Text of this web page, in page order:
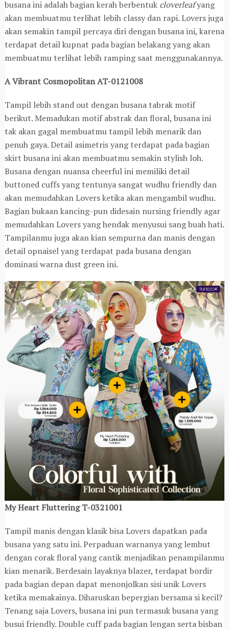
busana ini adalah bagian kerah berbentuk cloverleafyang
akan membuatmu terlihat lebih classy dan rapi. Lovers juga
akan semakin tampil percaya diri dengan busana ini, karena
terdapat detail kupnat pada bagian belakang yang akan
membuatmu terlihat lebih ramping saat menggunakannya.
A Vibrant Cosmopolitan AT-0121008
Tampil lebih stand out dengan busana tabrak motif
berikut. Memadukan motif abstrak dan floral, busana ini
tak akan gagal membuatmu tampil lebih menarik dan
penuh gaya. Detail asimetris yang terdapat pada bagian
skirt busana ini akan membuatmu semakin stylish loh.
Busana dengan nuansa cheerful ini memiliki detail
buttoned cuffs yang tentunya sangat wudhu friendly dan
akan memudahkan Lovers ketika akan mengambil wudhu.
Bagian bukaan kancing-pun didesain nursing friendly agar
memudahkan Lovers yang hendak menyusui sang buah hati.
Tampilanmu juga akan kian sempurna dan manis dengan
detail opnaisel yang terdapat pada busana dengan
dominasi warna dust green ini.
My Heart Fluttering T-0321001
Tampil manis dengan klasik bisa Lovers dapatkan pada
busana yang satu ini. Perpaduan warnanya yang lembut
dengan corak floral yang cantik menjadikan penampilanmu
kian menarik. Berdesain layaknya blazer, terdapat bordir
pada bagian depan dapat menonjolkan sisi unik Lovers
ketika memakainya. Diharuskan bepergian bersama si kecil?
Tenang saja Lovers, busana ini pun termasuk busana yang
busui friendly. Double cuff pada bagian lengan serta bisban